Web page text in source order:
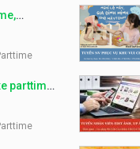
parttime